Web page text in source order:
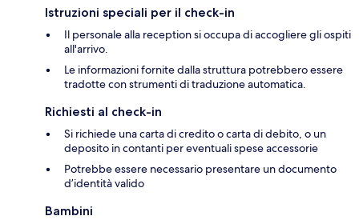
Istruzioni speciali per il check-in
Il personale alla reception si occupa di accogliere gli ospiti
all'arrivo.
Le informazioni fornite dalla struttura potrebbero essere
tradotte con strumenti di traduzione automatica.
Richiesti al check-in
Si richiede una carta di credito o carta di debito, o un
deposito in contanti per eventuali spese accessorie
Potrebbe essere necessario presentare un documento
d’identità valido
Bambini